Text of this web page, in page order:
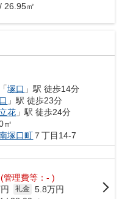
26.95㎡
「塚口 」駅 徒歩14分
」駅 徒歩23分
立花 」駅 徒歩24分
㎡
塚口町 ７丁目14-7
(管理費等：- )
礼金 5.8万円